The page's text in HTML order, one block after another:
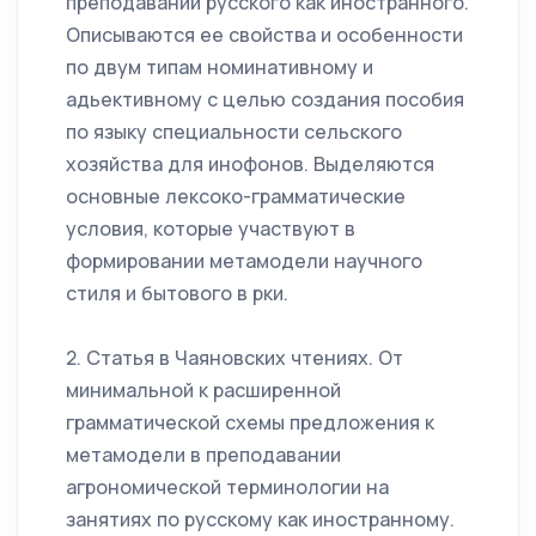
Описываются ее свойства и особенности
по двум типам номинативному и
адьективному с целью создания пособия
по языку специальности сельского
хозяйства для инофонов. Выделяются
основные лексоко-грамматические
условия, которые участвуют в
формировании метамодели научного
стиля и бытового в рки.
2. Статья в Чаяновских чтениях. От
минимальной к расширенной
грамматической схемы предложения к
метамодели в преподавании
агрономической терминологии на
занятиях по русскому как иностранному.